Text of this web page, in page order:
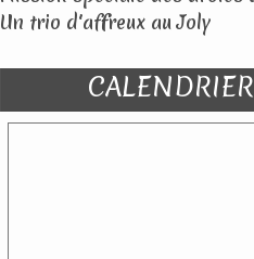
Un trio d'affreux au Joly
CALENDRIER